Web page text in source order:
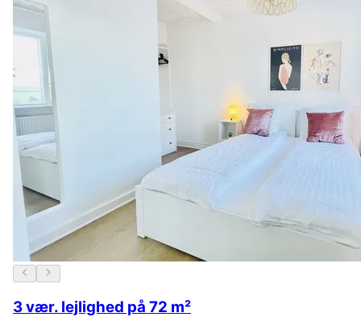
3 vær. lejlighed på 72 m²